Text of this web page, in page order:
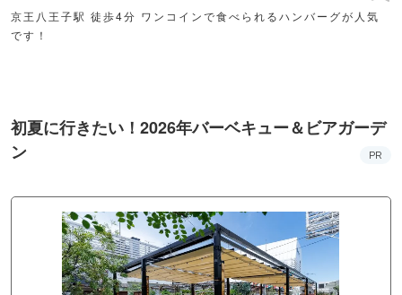
京王八王子駅 徒歩4分 ワンコインで食べられるハンバーグが人気
です！
初夏に行きたい！2026年バーベキュー＆ビアガーデ
ン
PR